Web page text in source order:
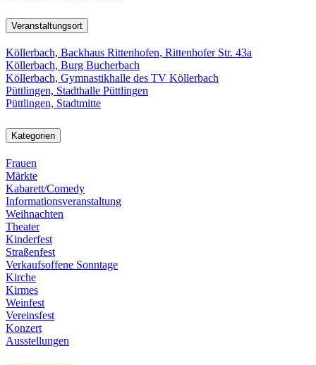
Veranstaltungsort
Köllerbach, Backhaus Rittenhofen, Rittenhofer Str. 43a
Köllerbach, Burg Bucherbach
Köllerbach, Gymnastikhalle des TV Köllerbach
Püttlingen, Stadthalle Püttlingen
Püttlingen, Stadtmitte
Kategorien
Frauen
Märkte
Kabarett/Comedy
Informationsveranstaltung
Weihnachten
Theater
Kinderfest
Straßenfest
Verkaufsoffene Sonntage
Kirche
Kirmes
Weinfest
Vereinsfest
Konzert
Ausstellungen